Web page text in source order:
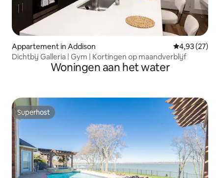
Appartement in Addison Gemiddelde
4,93 (27)
Dichtbij Galleria | Gym | Kortingen op maandverblijf
Woningen aan het water
Superhost
Superhost